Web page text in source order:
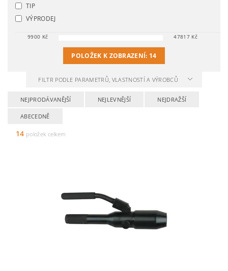
TIP
VÝPRODEJ
9900 Kč 47817Kč
POLOŽEK K ZOBRAZENÍ: 14
FILTR PODLE PARAMETRŮ, VLASTNOSTÍ A VÝROBCŮ
NEJPRODÁVANĚJŠÍ NEJLEVNĚJŠÍ NEJDRAŽŠÍ
ABECEDNĚ
14 položek celkem